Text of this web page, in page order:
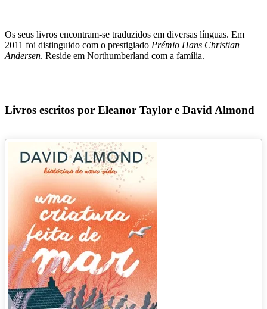
Os seus livros encontram-se traduzidos em diversas línguas. Em
2011 foi distinguido com o prestigiado Prémio Hans Christian
Andersen. Reside em Northumberland com a família.
Livros escritos por Eleanor Taylor e David Almond